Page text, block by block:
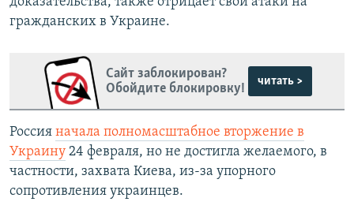
гражданских в Украине.
Сайт заблокирован?
Обойдите блокировку!
читать >
Россия начала полномасштабное вторжение в
Украину 24 февраля, но не достигла желаемого, в
частности, захвата Киева, из-за упорного
сопротивления украинцев.